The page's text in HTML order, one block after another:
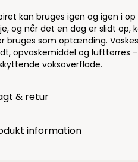
kan bruges igen og igen i
og når det en dag er slidt op,
bruges som optænding.
opvaskemiddel og lufttørres
voksoverflade.
& retur
information